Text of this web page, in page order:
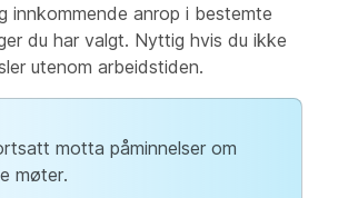
innkommende anrop i bestemte
du har valgt. Nyttig hvis du ikke
utenom arbeidstiden.
motta påminnelser om
møter.